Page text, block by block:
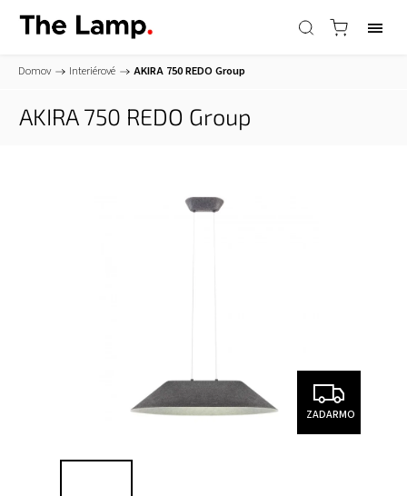
Domov / Interiérové / AKIRA 750REDO Group
AKIRA 750 REDO Group
ZADARMO